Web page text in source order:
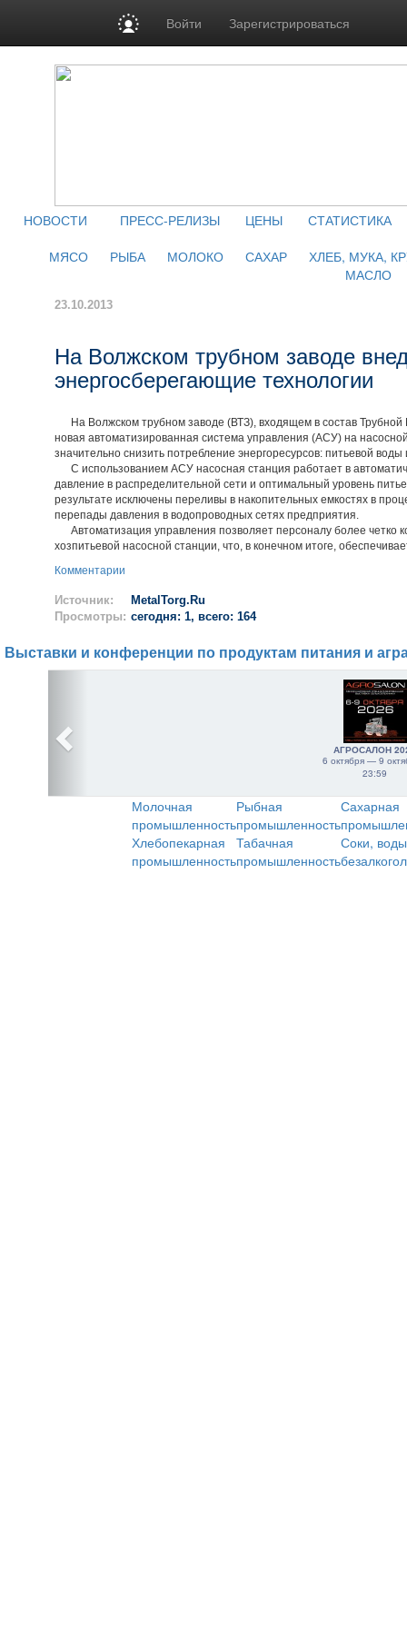
Войти Зарегистрироваться
НОВОСТИ ПРЕСС-РЕЛИЗЫ ЦЕНЫ
СТАТИСТИКА
МЯСО
РЫБА МОЛОКО САХАР
ХЛЕБ, МУКА,
МАСЛО
23.10.2013
На Волжском трубном заводе
энергосберегающие технологии
На Волжском трубном заводе (ВТЗ), входящем в состав
новая автоматизированная система управления (АСУ) на
значительно снизить потребление энергоресурсов: питьевой воды
С использованием АСУ насосная станция работает в
давление в распределительной сети и оптимальный уровень
результате исключены переливы в накопительных емкостях в
перепады давления в водопроводных сетях предприятия.
Автоматизация управления позволяет персоналу более четко
хозпитьевой насосной станции, что, в конечном итоге,
Комментарии
Источник:
MetalTorg.Ru
Просмотры: сегодня: 1, всего: 164
Выставки и конференции по продуктам питания и
АГРОСАЛОН
6 октября — 9
23:59
Молочная
промышленность
Рыбная
промышленность
Сахарная
Хлебопекарная
промышленность
Табачная
промышленность
Соки,